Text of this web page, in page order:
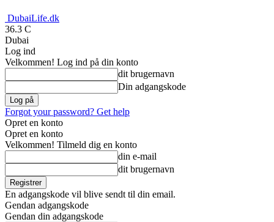
DubaiLife.dk
36.3 C
Dubai
Log ind
Velkommen! Log ind på din konto
dit brugernavn
Din adgangskode
Forgot your password? Get help
Opret en konto
Opret en konto
Velkommen! Tilmeld dig en konto
din e-mail
dit brugernavn
En adgangskode vil blive sendt til din email.
Gendan adgangskode
Gendan din adgangskode